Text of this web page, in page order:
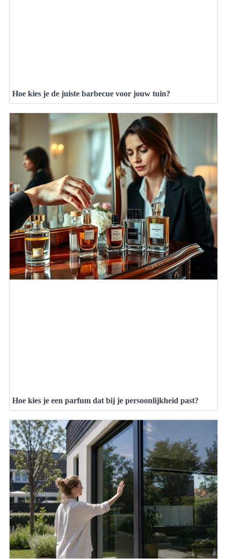
Hoe kies je de juiste barbecue voor jouw tuin?
Hoe kies je een parfum dat bij je persoonlijkheid past?